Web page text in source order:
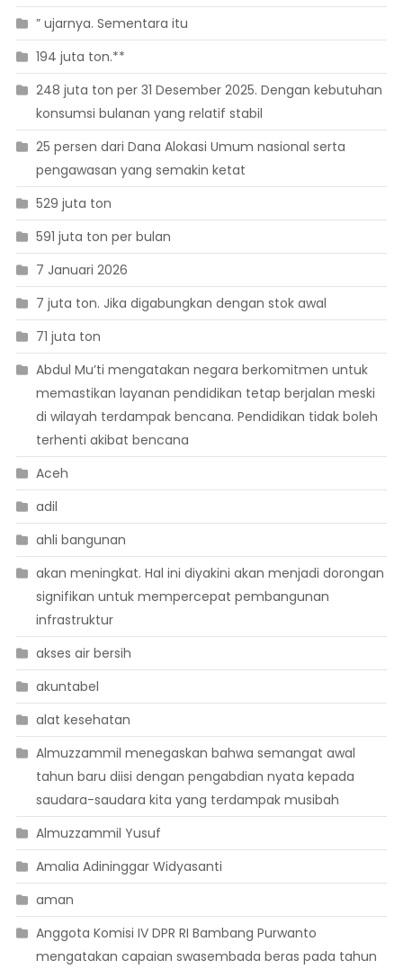
” ujarnya. Sementara itu
194 juta ton.**
248 juta ton per 31 Desember 2025. Dengan kebutuhan
konsumsi bulanan yang relatif stabil
25 persen dari Dana Alokasi Umum nasional serta
pengawasan yang semakin ketat
529 juta ton
591 juta ton per bulan
7 Januari 2026
7 juta ton. Jika digabungkan dengan stok awal
71 juta ton
Abdul Mu’ti mengatakan negara berkomitmen untuk
memastikan layanan pendidikan tetap berjalan meski
di wilayah terdampak bencana. Pendidikan tidak boleh
terhenti akibat bencana
Aceh
adil
ahli bangunan
akan meningkat. Hal ini diyakini akan menjadi dorongan
signifikan untuk mempercepat pembangunan
infrastruktur
akses air bersih
akuntabel
alat kesehatan
Almuzzammil menegaskan bahwa semangat awal
tahun baru diisi dengan pengabdian nyata kepada
saudara-saudara kita yang terdampak musibah
Almuzzammil Yusuf
Amalia Adininggar Widyasanti
aman
Anggota Komisi IV DPR RI Bambang Purwanto
mengatakan capaian swasembada beras pada tahun